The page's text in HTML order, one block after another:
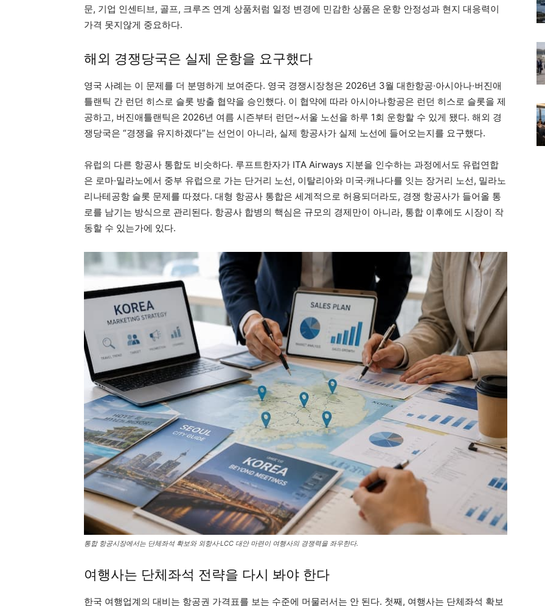
문, 기업 인센티브, 골프, 크루즈 연계 상품처럼 일정 변경에 민감한 상품은 운항 안정성과 현지 대응력이
가격 못지않게 중요하다.
해외 경쟁당국은 실제 운항을 요구했다
영국 사례는 이 문제를 더 분명하게 보여준다. 영국 경쟁시장청은 2026년 3월 대한항공·아시아나·버진애
틀랜틱 간 런던 히스로 슬롯 방출 협약을 승인했다. 이 협약에 따라 아시아나항공은 런던 히스로 슬롯을 제
공하고, 버진애틀랜틱은 2026년 여름 시즌부터 런던~서울 노선을 하루 1회 운항할 수 있게 됐다. 해외 경
쟁당국은 “경쟁을 유지하겠다”는 선언이 아니라, 실제 항공사가 실제 노선에 들어오는지를 요구했다.
유럽의 다른 항공사 통합도 비슷하다. 루프트한자가 ITA Airways 지분을 인수하는 과정에서도 유럽연합
은 로마·밀라노에서 중부 유럽으로 가는 단거리 노선, 이탈리아와 미국·캐나다를 잇는 장거리 노선, 밀라노
리나테공항 슬롯 문제를 따졌다. 대형 항공사 통합은 세계적으로 허용되더라도, 경쟁 항공사가 들어올 통
로를 남기는 방식으로 관리된다. 항공사 합병의 핵심은 규모의 경제만이 아니라, 통합 이후에도 시장이 작
동할 수 있는가에 있다.
통합 항공시장에서는 단체좌석 확보와 외항사·LCC 대안 마련이 여행사의 경쟁력을 좌우한다.
여행사는 단체좌석 전략을 다시 봐야 한다
한국 여행업계의 대비는 항공권 가격표를 보는 수준에 머물러서는 안 된다. 첫째, 여행사는 단체좌석 확보